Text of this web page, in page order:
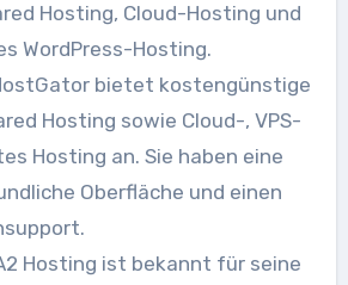
Hosting, Cloud-Hosting und
WordPress-Hosting.
bietet kostengünstige
Hosting sowie Cloud-, VPS-
Hosting an. Sie haben eine
Oberfläche und einen
Hosting ist bekannt für seine